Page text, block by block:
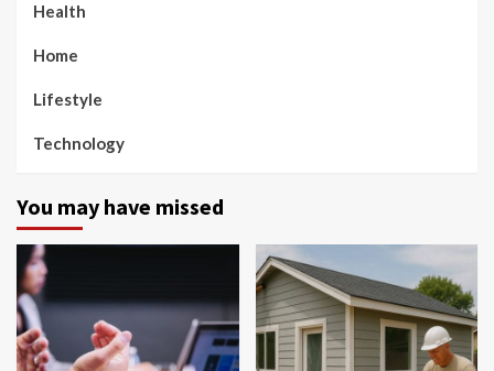
Health
Home
Lifestyle
Technology
You may have missed